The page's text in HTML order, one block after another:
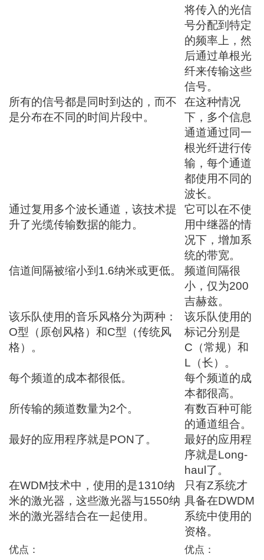
将传入的光信
号分配到特定
的频率上，然
后通过单根光
纤来传输这些
信号。
所有的信号都是同时到达的，而不
是分布在不同的时间片段中。
在这种情况
下，多个信息
通道通过同一
根光纤进行传
输，每个通道
都使用不同的
波长。
通过复用多个波长通道，该技术提
升了光缆传输数据的能力。
它可以在不使
用中继器的情
况下，增加系
统的带宽。
信道间隔被缩小到1.6纳米或更低。
频道间隔很
小，仅为200
吉赫兹。
该乐队使用的音乐风格分为两种：
O型（原创风格）和C型（传统风
格）。
该乐队使用的
标记分别是
C（常规）和
L（长）。
每个频道的成本都很低。
每个频道的成
本都很高。
所传输的频道数量为2个。
有数百种可能
的通道组合。
最好的应用程序就是PON了。
最好的应用程
序就是Long-
haul了。
在WDM技术中，使用的是1310纳
米的激光器，这些激光器与1550纳
米的激光器结合在一起使用。
只有Z系统才
具备在DWDM
系统中使用的
资格。
优点： 优点：